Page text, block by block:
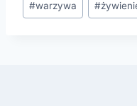
#warzywa #